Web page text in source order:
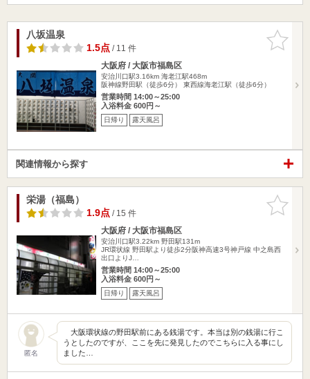
お気に入
りに追加
八坂温泉
1.5点/ 11 件
大阪府 / 大阪市福島区
安治川口駅3.16km 海老江駅468m
阪神線野田駅（徒歩6分） 東西線海老江駅（徒歩6分）
営業時間 14:00～25:00
入浴料金 600円～
日帰り 露天風呂
関連情報から探す
お気に入
りに追加
栄湯（福島）
1.9点/ 15 件
大阪府 / 大阪市福島区
安治川口駅3.22km 野田駅131m
JR環状線 野田駅より徒歩2分阪神高速3号神戸線 中之島西
出口よりJ…
営業時間 14:00～25:00
入浴料金 600円～
日帰り 露天風呂
匿名
大阪環状線の野田駅前にある銭湯です。本当は別の銭湯に行こ
うとしたのですが、ここを先に発見したのでこちらに入る事にし
ました…